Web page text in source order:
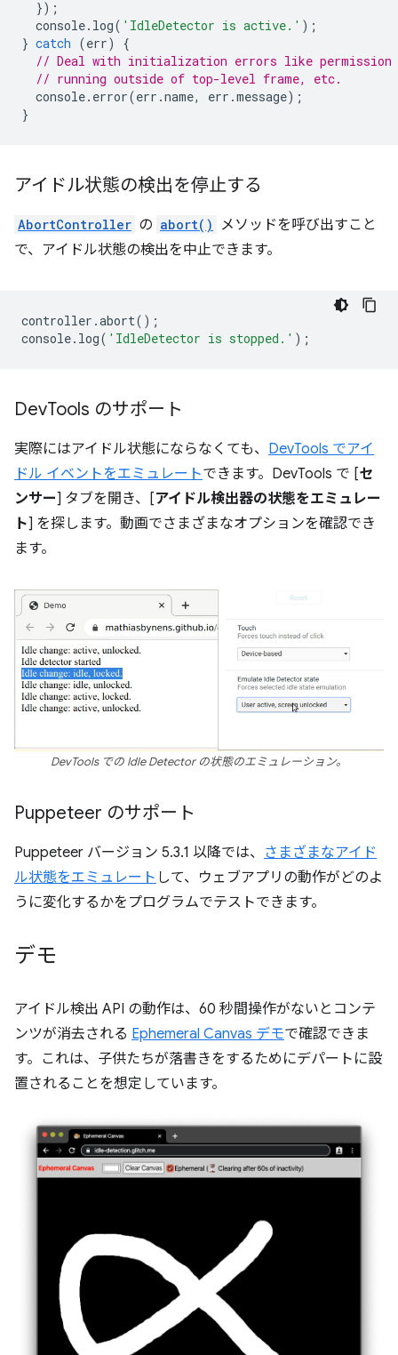
});
console. log( 'IdleDetector is active.' );
} catch (err)
{
// Deal with initialization errors like permission
// running outside of top-level frame, etc.
console. error(err .name, err .message);
}
アイドル状態の検出を停止する
AbortController の abort()
メソッドを呼び出すこと
で、アイドル状態の検出を中止できます。
controller .abort();
console. log( 'IdleDetector is stopped.' );
DevTools のサポート
実際にはアイドル状態にならなくても、 DevTools でアイ
ドル イベントをエミュレートできます。DevTools で [セ
ンサー] タブを開き、[アイドル検出器の状態をエミュレー
ト] を探します。動画でさまざまなオプションを確認でき
ます。
DevTools での Idle Detector の状態のエミュレーション。
Puppeteer のサポート
Puppeteer バージョン 5.3.1 以降では、 さまざまなアイド
ル状態をエミュレート して、ウェブアプリの動作がどのよ
うに変化するかをプログラムでテストできます。
デモ
アイドル検出 API の動作は、60 秒間操作がないとコンテ
ンツが消去される Ephemeral Canvas デモで確認できま
す。これは、子供たちが落書きをするためにデパートに設
置されることを想定しています。